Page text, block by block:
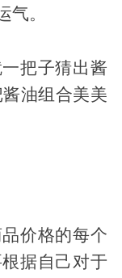
气。
把子猜出酱
油组合美美
价格的每个
据自己对于